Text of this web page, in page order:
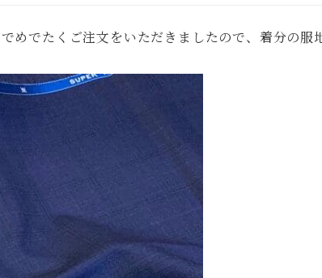
でたくご注文をいただきましたので、着分の服